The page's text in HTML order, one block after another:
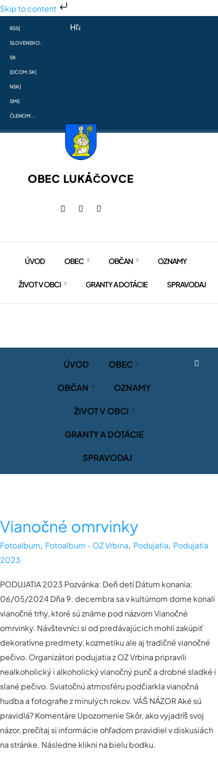
Skip to content
RSS|
SLOVENSKO.
SK
|DCOM.SK|
NSK|
SME
ČLENOM...
OBEC LUKÁČOVCE
ÚVOD OBEC OBČAN OZNAMY
ŽIVOT V OBCI GRANTY A DOTÁCIE SPRAVODAJ
ÚVOD OBEC
OBČAN OZNAMY
ŽIVOT V OBCI
GRANTY A DOTÁCIE
SPRAVODAJ
Vianočné omrvinky
Fotoalbum, Fotoalbum - OZ Vrbina, Podujatia, Podujatia
2023
PODUJATIA 2023 Pozvánka: Deň detí Dátum konania:
06/05/2024 Dňa 9. decembra sa v kultúrnom dome konali
vianočné trhy, ktoré sú známe pod názvom Vianočné
omrvinky. Návštevníci si od predávajúcich mohli zakúpiť
dekoratívne predmety, kozmetiku ale aj tradičné vianočné
pečivo. Organizátori podujatia z OZ Vrbina pripravili
nealkoholický i alkoholický vianočný punč a drobné sladké i
slané pečivo. Sviatočnú atmosféru podčiarkla vianočná
hudba a fotografie z minulých rokov. VÁŠ NÁZOR Aké sú
pravidlá? Komentáre Upozornenie Skôr, ako vyjadríš svoj
názor, prečítaj si informácie ohľadom pravidiel v diskusiách
na stránke. Následne klikni na bielu bodku.